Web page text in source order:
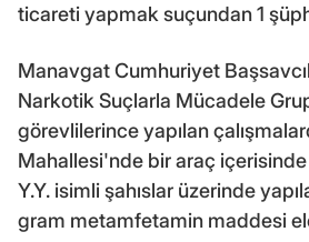
ticareti yapmak suçundan 1
Manavgat Cumhuriyet
Narkotik Suçlarla Mücadele
görevlilerince yapılan
Mahallesi'nde bir araç içerisinde
Y.Y. isimli şahıslar üzerinde
gram metamfetamin maddesi